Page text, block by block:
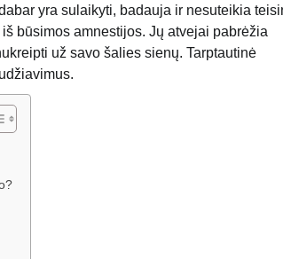
yra sulaikyti, badauja ir nesuteikia
būsimos amnestijos. Jų atvejai pabrėžia
už savo šalies sienų. Tarptautinė